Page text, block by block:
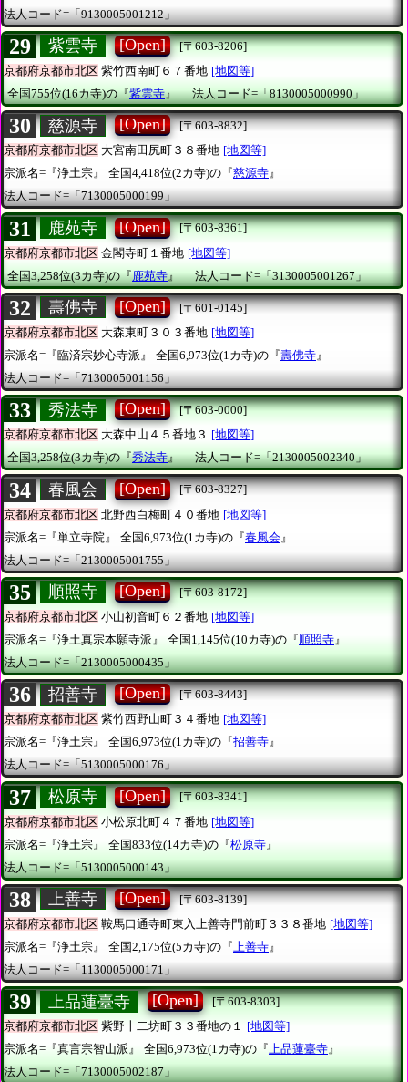
法人コード=「9130005001212」
29 紫雲寺 [Open]
[〒603-8206]
京都府京都市北区 紫竹西南町６７番地 [地図等]
全国755位(16カ寺)の『紫雲寺』 法人コード=「8130005000990」
30 慈源寺 [Open]
[〒603-8832]
京都府京都市北区 大宮南田尻町３８番地 [地図等]
宗派名=『浄土宗』
全国4,418位(2カ寺)の『慈源寺』
法人コード=「7130005000199」
31 鹿苑寺 [Open]
[〒603-8361]
京都府京都市北区 金閣寺町１番地 [地図等]
全国3,258位(3カ寺)の『鹿苑寺』 法人コード=「3130005001267」
32 壽佛寺 [Open]
[〒601-0145]
京都府京都市北区 大森東町３０３番地 [地図等]
宗派名=『臨済宗妙心寺派』
全国6,973位(1カ寺)の『壽佛寺 』
法人コード=「7130005001156」
33 秀法寺 [Open]
[〒603-0000]
京都府京都市北区 大森中山４５番地３ [地図等]
全国3,258位(3カ寺)の『秀法寺』 法人コード=「2130005002340」
34 春風会 [Open]
[〒603-8327]
京都府京都市北区 北野西白梅町４０番地 [地図等]
宗派名=『単立寺院』
全国6,973位(1カ寺)の『春風会 』
法人コード=「2130005001755」
35 順照寺 [Open]
[〒603-8172]
京都府京都市北区 小山初音町６２番地 [地図等]
宗派名=『浄土真宗本願寺派』
全国1,145位(10カ寺)の『 順照寺 』
法人コード=「2130005000435」
36 招善寺 [Open]
[〒603-8443]
京都府京都市北区 紫竹西野山町３４番地 [地図等]
宗派名=『浄土宗』
全国6,973位(1カ寺)の『招善寺』
法人コード=「5130005000176」
37 松原寺 [Open]
[〒603-8341]
京都府京都市北区 小松原北町４７番地 [地図等]
宗派名=『浄土宗』
全国833位(14カ寺)の『松原寺 』
法人コード=「5130005000143」
38 上善寺 [Open]
[〒603-8139]
京都府京都市北区 鞍馬口通寺町東入上善寺門前町３３８番地 [地図等]
宗派名=『浄土宗』
全国2,175位(5カ寺)の『 上善寺 』
法人コード=「1130005000171」
39 上品蓮臺寺 [Open]
[〒603-8303]
京都府京都市北区 紫野十二坊町３３番地の１ [地図等]
宗派名=『真言宗智山派』
全国6,973位(1カ寺)の『上品蓮臺寺』
法人コード=「7130005002187」